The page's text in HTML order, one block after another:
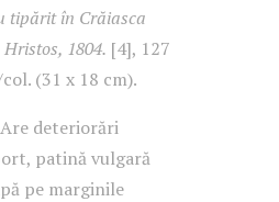
tipărit în Crăiasca
1804. [4], 127
(31 x 18 cm).
deteriorări
patină vulgară
pe marginile